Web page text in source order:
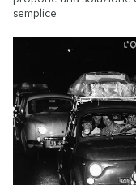
semplice